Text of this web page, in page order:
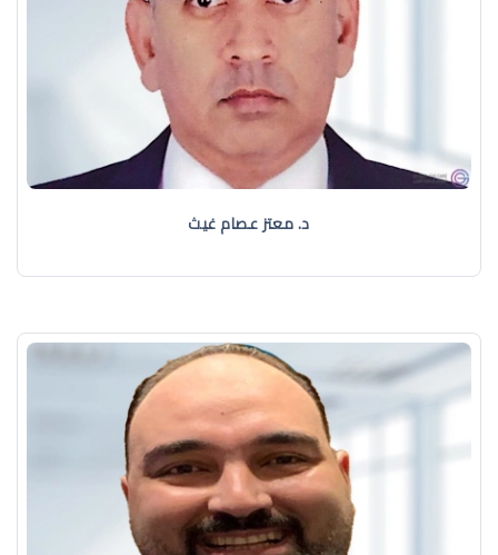
د. معتز عصام غيث